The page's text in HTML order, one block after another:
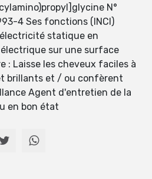
N°
4 Ses fonctions (INCI)
statique en
sur une surface
: Laisse les cheveux faciles à
brillants et / ou confèrent
Agent d'entretien de la
en bon état